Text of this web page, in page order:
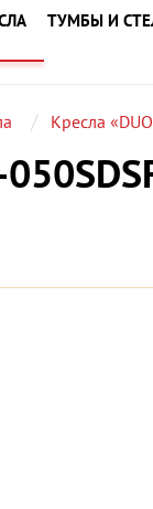
ТУМБЫ И
Кресла